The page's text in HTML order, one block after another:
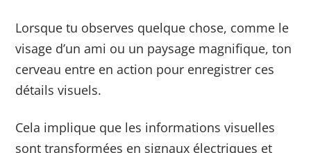
Lorsque tu observes quelque chose, comme le
visage d’un ami ou un paysage magnifique, ton
cerveau entre en action pour enregistrer ces
détails visuels.
Cela implique que les informations visuelles
sont transformées en signaux électriques et